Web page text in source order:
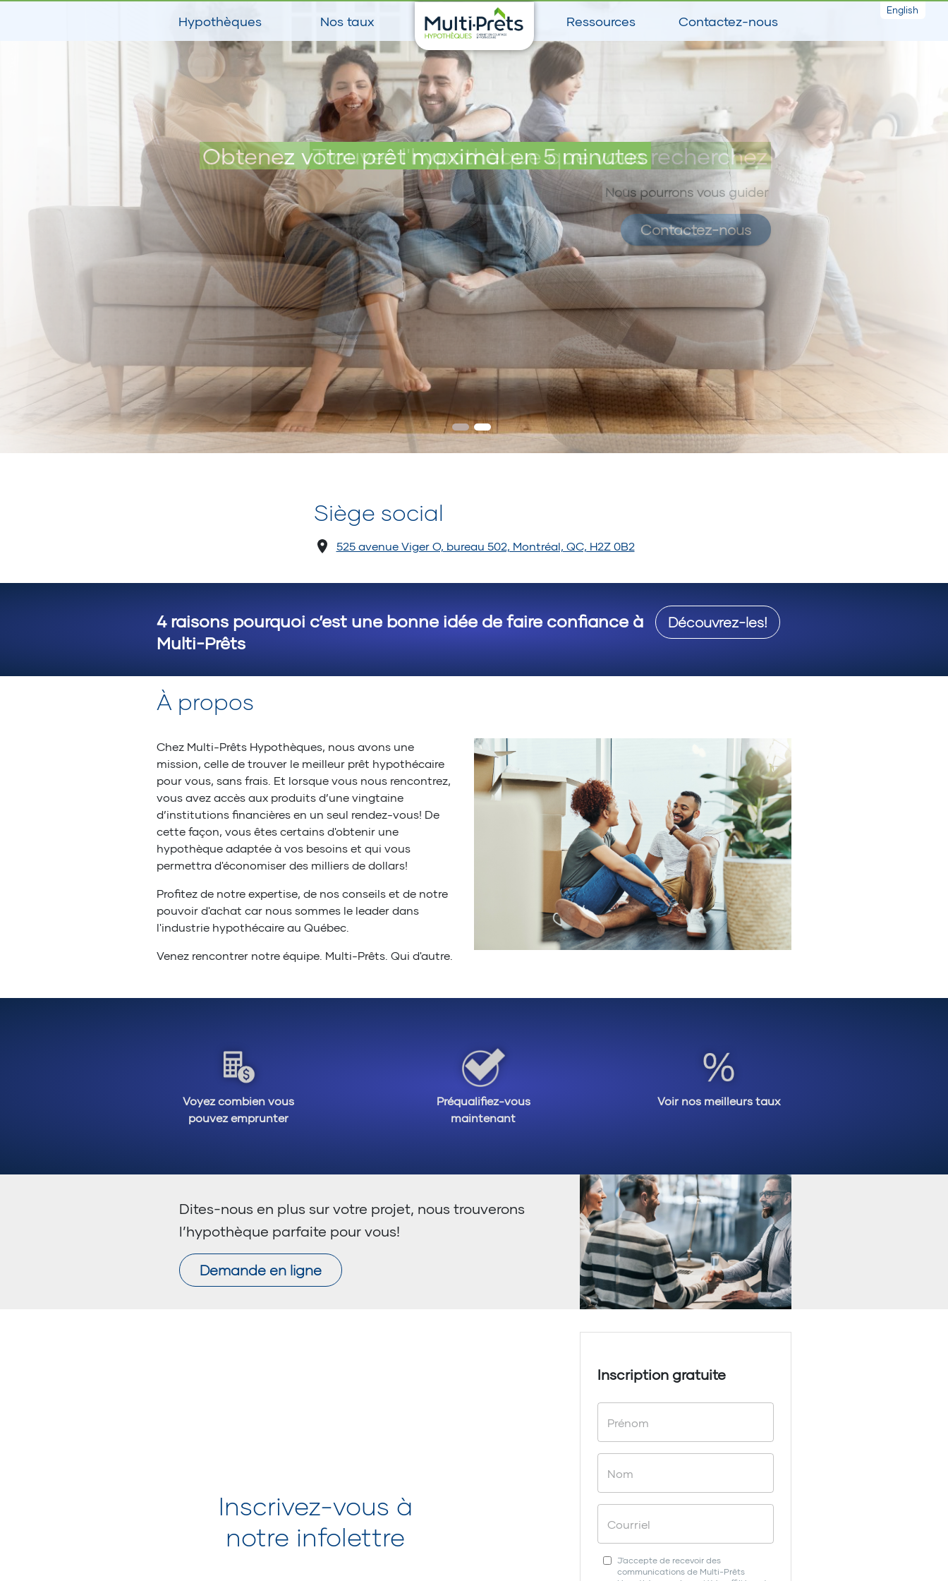
Hypothèques Nos taux Ressources Contactez-nous
English
Trouvez l'hypothèque que vous recherchez
Nous pourrons vous guider
Contactez-nous
Obtenez votre prêt maximal en 5 minutes
Siège social
525 avenue Viger O, bureau 502, Montréal, QC, H2Z 0B2
4 raisons pourquoi c’est une bonne idée de faire confiance à
Multi-Prêts
Découvrez-les!
À propos
Chez Multi-Prêts Hypothèques, nous avons une
mission, celle de trouver le meilleur prêt hypothécaire
pour vous, sans frais. Et lorsque vous nous rencontrez,
vous avez accès aux produits d’une vingtaine
d’institutions financières en un seul rendez-vous! De
cette façon, vous êtes certains d'obtenir une
hypothèque adaptée à vos besoins et qui vous
permettra d'économiser des milliers de dollars!
Profitez de notre expertise, de nos conseils et de notre
pouvoir d'achat car nous sommes le leader dans
l'industrie hypothécaire au Québec.
Venez rencontrer notre équipe. Multi-Prêts. Qui d'autre.
Voyez combien vous
pouvez emprunter
Préqualifiez-vous
maintenant
Voir nos meilleurs taux
Dites-nous en plus sur votre projet, nous trouverons
l’hypothèque parfaite pour vous!
Demande en ligne
Inscrivez-vous à
notre infolettre
Inscription gratuite
J'accepte de recevoir des
communications de Multi-Prêts